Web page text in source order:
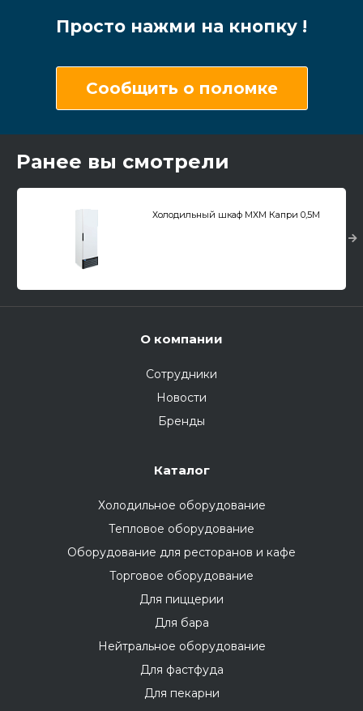
Просто нажми на кнопку !
Сообщить о поломке
Ранее вы смотрели
Холодильный шкаф МХМ Капри 0,5М
О компании
Сотрудники
Новости
Бренды
Каталог
Холодильное оборудование
Тепловое оборудование
Оборудование для ресторанов и кафе
Торговое оборудование
Для пиццерии
Для бара
Нейтральное оборудование
Для фастфуда
Для пекарни